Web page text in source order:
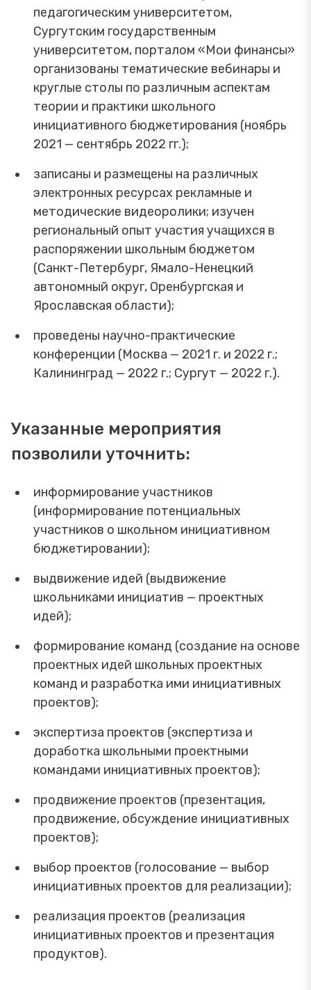
педагогическим университетом,
Сургутским государственным
университетом, порталом «Мои финансы»
организованы тематические вебинары и
круглые столы по различным аспектам
теории и практики школьного
инициативного бюджетирования (ноябрь
2021 — сентябрь 2022 гг.);
записаны и размещены на различных
электронных ресурсах рекламные и
методические видеоролики; изучен
региональный опыт участия учащихся в
распоряжении школьным бюджетом
(Санкт-Петербург, Ямало-Ненецкий
автономный округ, Оренбургская и
Ярославская области);
проведены научно-практические
конференции (Москва — 2021 г. и 2022 г.;
Калининград — 2022 г.; Сургут — 2022 г.).
Указанные мероприятия
позволили уточнить:
информирование участников
(информирование потенциальных
участников о школьном инициативном
бюджетировании);
выдвижение идей (выдвижение
школьниками инициатив — проектных
идей);
формирование команд (создание на основе
проектных идей школьных проектных
команд и разработка ими инициативных
проектов);
экспертиза проектов (экспертиза и
доработка школьными проектными
командами инициативных проектов);
продвижение проектов (презентация,
продвижение, обсуждение инициативных
проектов);
выбор проектов (голосование — выбор
инициативных проектов для реализации);
реализация проектов (реализация
инициативных проектов и презентация
продуктов).